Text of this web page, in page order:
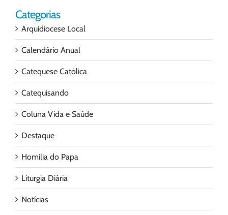
Categorias
Arquidiocese Local
Calendário Anual
Catequese Católica
Catequisando
Coluna Vida e Saúde
Destaque
Homilia do Papa
Liturgia Diária
Notícias